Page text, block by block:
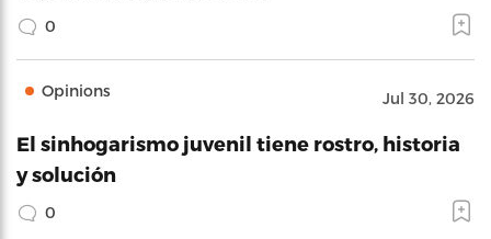
0
Opinions Jul 30, 2026
El sinhogarismo juvenil tiene rostro, historia
y solución
0